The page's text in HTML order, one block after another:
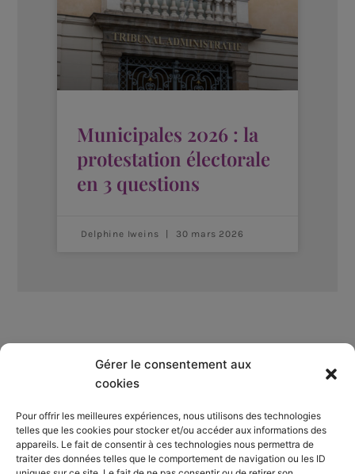
Gérer le consentement aux
cookies
Pour offrir les meilleures expériences, nous utilisons des technologies
telles que les cookies pour stocker et/ou accéder aux informations des
appareils. Le fait de consentir à ces technologies nous permettra de
traiter des données telles que le comportement de navigation ou les ID
Municipales 2026 : la
protestation électorale
en 3 questions
Delphine Iweins 30 mars 2026
Qui sommes-nous ?
S’abonner
Mentions Légales